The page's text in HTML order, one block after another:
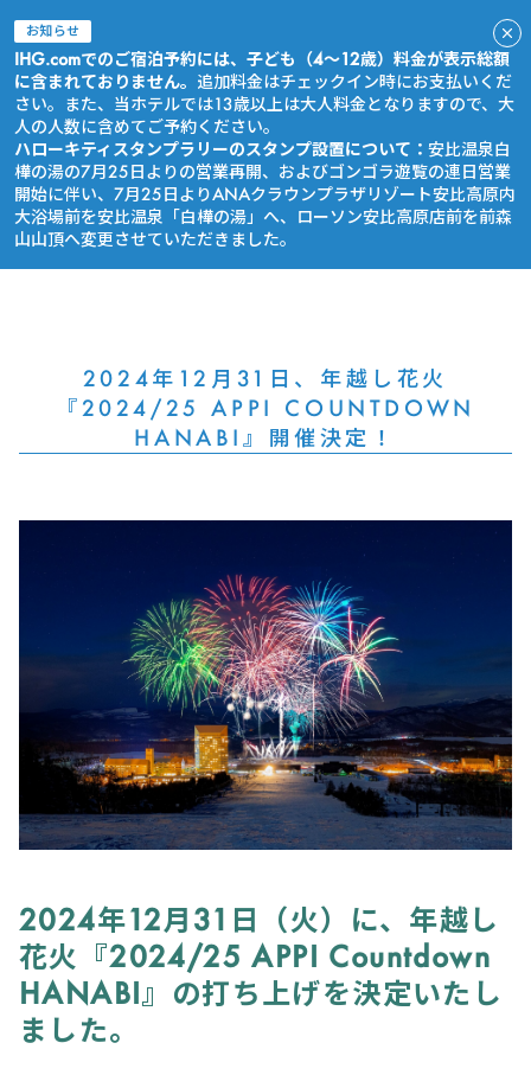
お知らせ
IHG.comでのご宿泊予約には、子ども（4～12歳）料金が表示総額
に含まれておりません。 追加料金はチェックイン時にお支払いくだ
さい。また、当ホテルでは13歳以上は大人料金となりますので、大
人の人数に含めてご予約ください。
ハローキティスタンプラリーのスタンプ設置について： 安比温泉白
樺の湯の7月25日よりの営業再開、およびゴンゴラ遊覧の連日営業
開始に伴い、7月25日よりANAクラウンプラザリゾート安比高原内
大浴場前を安比温泉「白樺の湯」へ、ローソン安比高原店前を前森
山山頂へ変更させていただきました。
2024年12月31日、年越し花火
『2024/25 APPI COUNTDOWN
HANABI』開催決定！
2024年12月31日（火）に、年越し
花火『2024/25 APPI Countdown
HANABI』の打ち上げを決定いたし
ました。